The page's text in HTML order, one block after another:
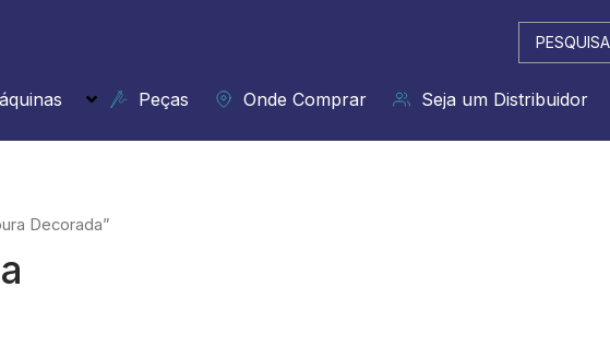
Pesquisar
...
Peças Onde Comprar Seja um Distribuidor
Decorada”